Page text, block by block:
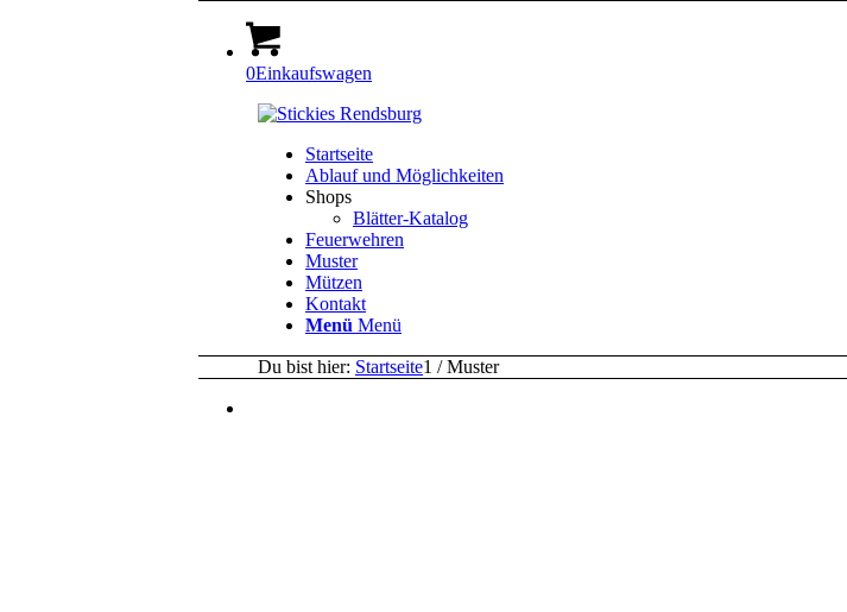
0Einkaufswagen
Startseite
Ablauf und Möglichkeiten
Shops
Blätter-Katalog
Feuerwehren
Muster
Mützen
Kontakt
Menü Menü
Du bist hier: Startseite1 / Muster